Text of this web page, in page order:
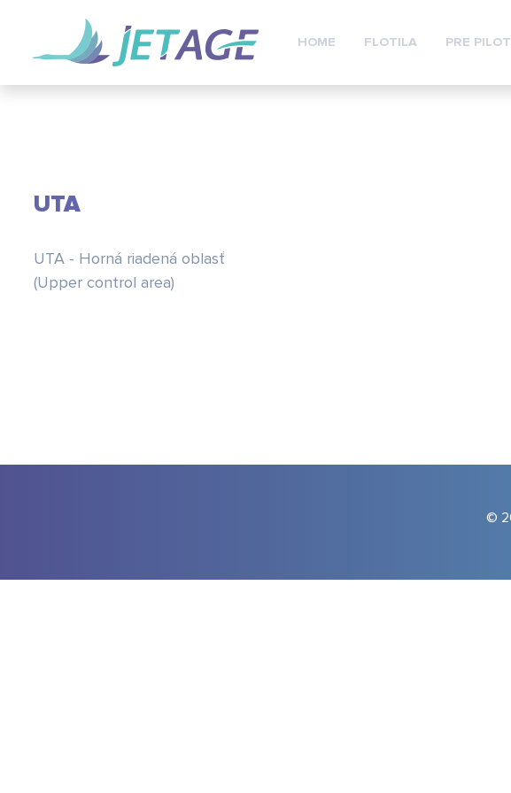
HOME FLOTILA PRE
UTA
UTA - Horná riadená oblasť
(Upper control area)
©